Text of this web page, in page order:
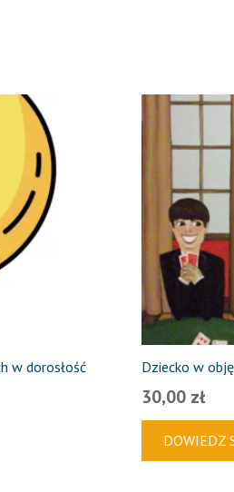
w dorosłość Dziecko w
30,00 zł
DOWIEDZ